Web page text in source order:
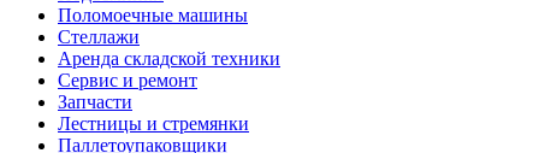
Поломоечные машины
Стеллажи
Аренда складской техники
Сервис и ремонт
Запчасти
Лестницы и стремянки
Паллетоупаковщики